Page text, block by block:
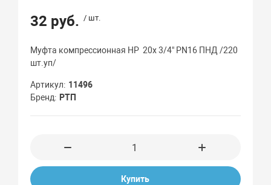
32 руб. / шт.
Муфта компрессионная НР 20x 3/4" PN16 ПНД /220
шт.уп/
Артикул
11496
Бренд
РТП
Купить